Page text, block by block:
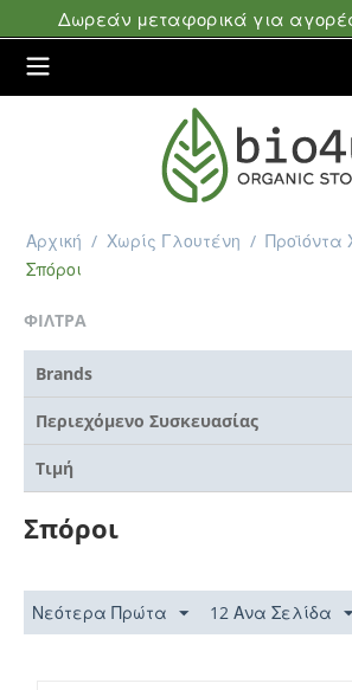
Δωρεάν μεταφορικά για
Αρχική / Χωρίς Γλουτένη / Προϊόντα
Σπόροι
ΦΙΛΤΡΑ
Brands
Περιεχόμενο Συσκευασίας
Τιμή
Σπόροι
Νεότερα Πρώτα 12 Ανα Σελίδα